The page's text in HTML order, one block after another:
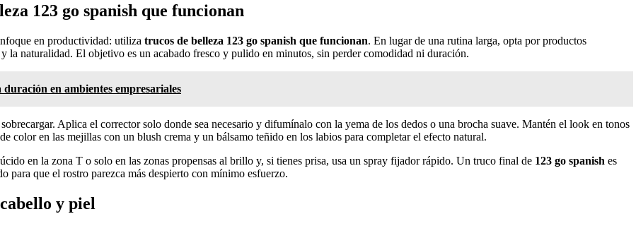
123 go spanish que funcionan
en productividad: utiliza trucos de belleza 123 go spanish que funcionan. En lugar de una rutina larga, opta por productos
naturalidad. El objetivo es un acabado fresco y pulido en minutos, sin perder comodidad ni duración.
en ambientes empresariales
Aplica el corrector solo donde sea necesario y difumínalo con la yema de los dedos o una brocha suave. Mantén el look en tonos
color en las mejillas con un blush crema y un bálsamo teñido en los labios para completar el efecto natural.
en la zona T o solo en las zonas propensas al brillo y, si tienes prisa, usa un spray fijador rápido. Un truco final de 123 go spanish es
que el rostro parezca más despierto con mínimo esfuerzo.
y piel